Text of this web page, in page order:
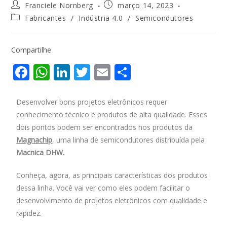
Franciele Nornberg
março 14, 2023
Fabricantes / Indústria 4.0 / Semicondutores
Compartilhe
F
e
b
o
o
k
W
at
s
A
p
p
Li
k
e
dI
T
itt
er
E
ai
l
ar
e
Desenvolver bons projetos eletrônicos requer
conhecimento técnico e produtos de alta qualidade. Esses
dois pontos podem ser encontrados nos produtos da
Magnachip, uma linha de semicondutores distribuída pela
Macnica DHW.
Conheça, agora, as principais características dos produtos
dessa linha. Você vai ver como eles podem facilitar o
desenvolvimento de projetos eletrônicos com qualidade e
rapidez.